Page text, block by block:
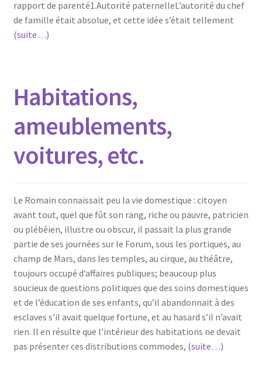
rapport de parenté1.Autorité paternelleL’autorité du chef
de famille était absolue, et cette idée s’était tellement
(suite…)
Habitations,
ameublements,
voitures, etc.
Le Romain connaissait peu la vie domestique : citoyen
avant tout, quel que fût son rang, riche ou pauvre, patricien
ou plébéien, illustre ou obscur, il passait la plus grande
partie de ses journées sur le Forum, sous les portiques, au
champ de Mars, dans les temples, au cirque, au théâtre,
toujours occupé d’affaires publiques; beaucoup plus
soucieux de questions politiques que des soins domestiques
et de l’éducation de ses enfants, qu’il abandonnait à des
esclaves s’il avait quelque fortune, et au hasard s’il n’avait
rien. Il en résulte que l’intérieur des habitations ne devait
pas présenter ces distributions commodes, (suite…)